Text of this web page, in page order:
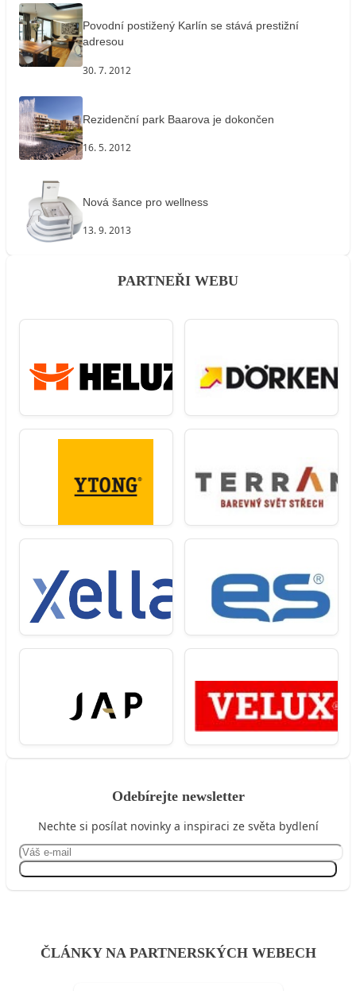
Povodní postižený Karlín se stává prestižní
adresou
30. 7. 2012
Rezidenční park Baarova je dokončen
16. 5. 2012
Nová šance pro wellness
13. 9. 2013
PARTNEŘI WEBU
Odebírejte newsletter
Nechte si posílat novinky a inspiraci ze světa bydlení
ČLÁNKY NA PARTNERSKÝCH WEBECH